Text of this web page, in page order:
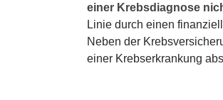
einer Krebsdiagnose
Linie durch einen
Neben der
einer Krebserkrankung